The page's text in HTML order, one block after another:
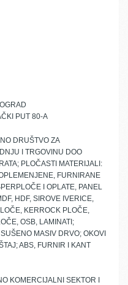
PUT 80-A
DRUŠTVO ZA
I TRGOVINU DOO
PLOČASTI MATERIJALI:
FURNIRANE
I OPLATE, PANEL
HDF, SIROVE IVERICE,
KERROCK PLOČE,
OSB, LAMINATI;
MASIV DRVO; OKOVI
ABS, FURNIR I KANT
KOMERCIJALNI SEKTOR I